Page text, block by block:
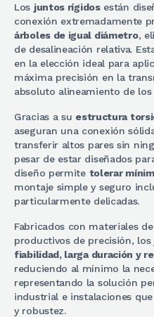
Los juntos rígidosestán
conexión extremadamente
árboles de igual diámetro,
de desalineación relativa.
en la elección ideal para
máxima precisión en la
absoluto alineamiento de
Gracias a su estructura
aseguran una conexión
transferir altos pares sin
pesar de estar diseñados
diseño permite tolerar
montaje simple y seguro
particularmente delicadas.
Fabricados con materiales
productivos de precisión,
fiabilidad, larga duración y
reduciendo al mínimo la
representando la solución
industrial e instalaciones
y robustez.